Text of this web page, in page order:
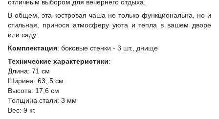
отличным выбором для вечернего отдыха.
В общем, эта костровая чаша не только функциональна, но и
стильная, принося атмосферу уюта и тепла в вашем дворе
или саду.
Комплектация: боковые стенки - 3 шт., днище
Технические характеристики:
Длина: 71 см
Ширина: 63,.5 см
Высота: 17,6 см
Толщина стали: 3 мм
Вес: 9 кг.